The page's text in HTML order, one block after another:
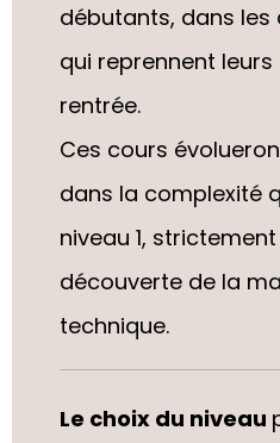
débutants, dans les
qui reprennent
rentrée.
Ces cours
dans la complexité
niveau 1,
découverte de la
technique.
Le choix du niveau